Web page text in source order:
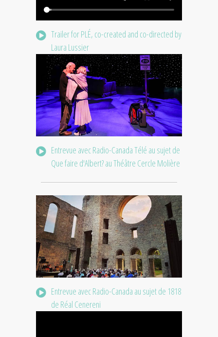
Trailer for PLÉ, co-created and co-directed by
Laura Lussier
Entrevue avec Radio-Canada Télé au sujet de
Que faire d'Albert? au Théâtre Cercle Molière
Entrevue avec Radio-Canada au sujet de 1818
de Réal Cenereni